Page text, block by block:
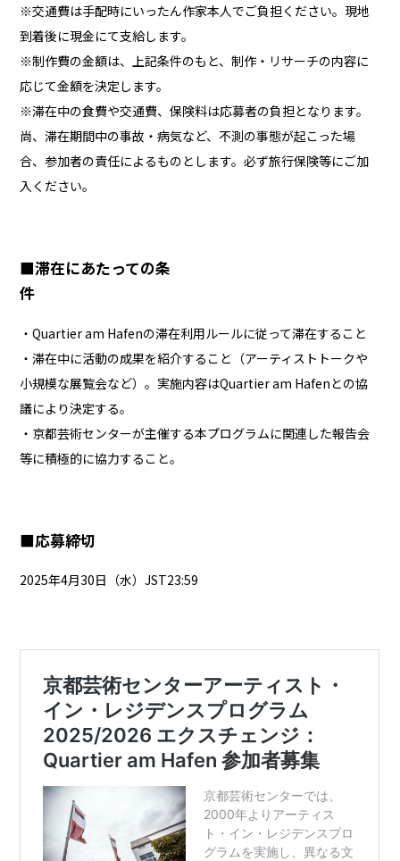
※交通費は手配時にいったん作家本人でご負担ください。現地
到着後に現金にて支給します。
※制作費の金額は、上記条件のもと、制作・リサーチの内容に
応じて金額を決定します。
※滞在中の食費や交通費、保険料は応募者の負担となります。
尚、滞在期間中の事故・病気など、不測の事態が起こった場
合、参加者の責任によるものとします。必ず旅行保険等にご加
入ください。
■滞在にあたっての条
件
・Quartier am Hafenの滞在利用ルールに従って滞在すること
・滞在中に活動の成果を紹介すること（アーティストトークや
小規模な展覧会など）。実施内容はQuartier am Hafenとの協
議により決定する。
・京都芸術センターが主催する本プログラムに関連した報告会
等に積極的に協力すること。
■応募締切
2025年4月30日（水）JST23:59